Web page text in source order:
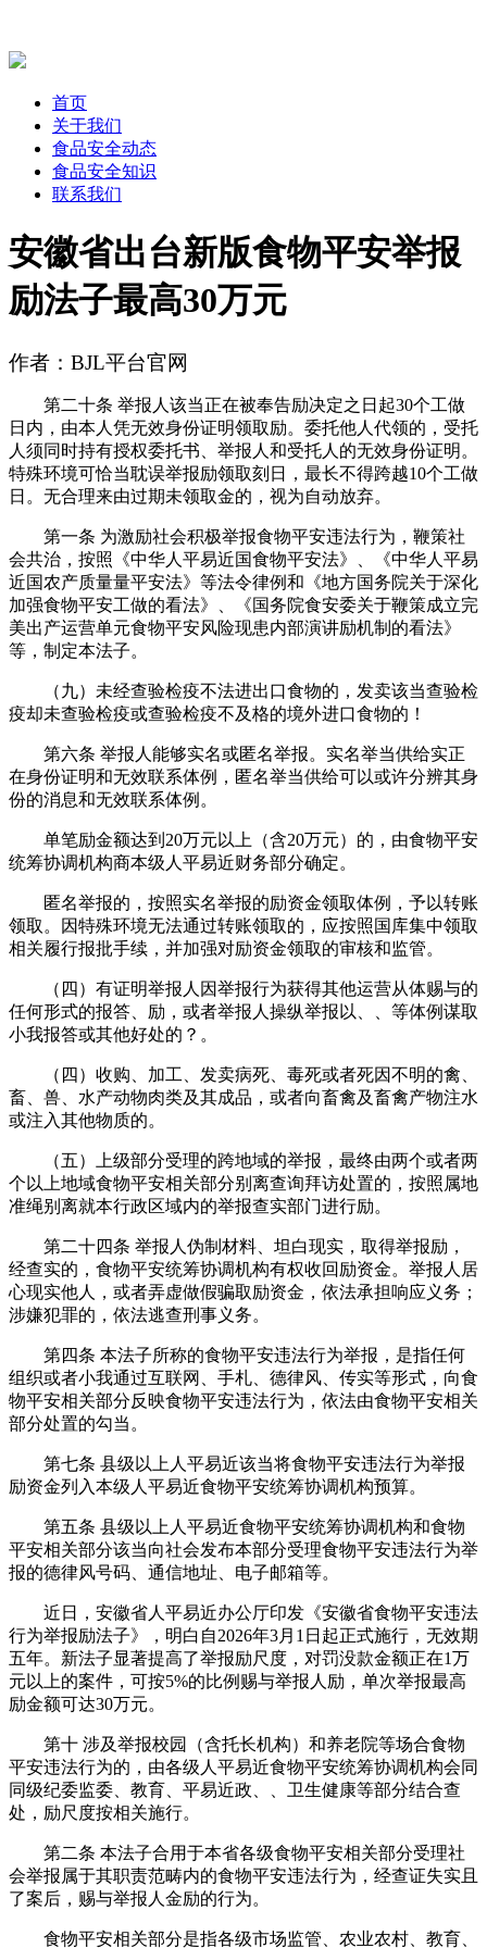
首页
关于我们
食品安全动态
食品安全知识
联系我们
安徽省出台新版食物平安举报
励法子最高30万元
作者：BJL平台官网
第二十条 举报人该当正在被奉告励决定之日起30个工做
日内，由本人凭无效身份证明领取励。委托他人代领的，受托
人须同时持有授权委托书、举报人和受托人的无效身份证明。
特殊环境可恰当耽误举报励领取刻日，最长不得跨越10个工做
日。无合理来由过期未领取金的，视为自动放弃。
第一条 为激励社会积极举报食物平安违法行为，鞭策社
会共治，按照《中华人平易近国食物平安法》、《中华人平易
近国农产质量量平安法》等法令律例和《地方国务院关于深化
加强食物平安工做的看法》、《国务院食安委关于鞭策成立完
美出产运营单元食物平安风险现患内部演讲励机制的看法》
等，制定本法子。
（九）未经查验检疫不法进出口食物的，发卖该当查验检
疫却未查验检疫或查验检疫不及格的境外进口食物的！
第六条 举报人能够实名或匿名举报。实名举当供给实正
在身份证明和无效联系体例，匿名举当供给可以或许分辨其身
份的消息和无效联系体例。
单笔励金额达到20万元以上（含20万元）的，由食物平安
统筹协调机构商本级人平易近财务部分确定。
匿名举报的，按照实名举报的励资金领取体例，予以转账
领取。因特殊环境无法通过转账领取的，应按照国库集中领取
相关履行报批手续，并加强对励资金领取的审核和监管。
（四）有证明举报人因举报行为获得其他运营从体赐与的
任何形式的报答、励，或者举报人操纵举报以、、等体例谋取
小我报答或其他好处的？。
（四）收购、加工、发卖病死、毒死或者死因不明的禽、
畜、兽、水产动物肉类及其成品，或者向畜禽及畜禽产物注水
或注入其他物质的。
（五）上级部分受理的跨地域的举报，最终由两个或者两
个以上地域食物平安相关部分别离查询拜访处置的，按照属地
准绳别离就本行政区域内的举报查实部门进行励。
第二十四条 举报人伪制材料、坦白现实，取得举报励，
经查实的，食物平安统筹协调机构有权收回励资金。举报人居
心现实他人，或者弄虚做假骗取励资金，依法承担响应义务；
涉嫌犯罪的，依法逃查刑事义务。
第四条 本法子所称的食物平安违法行为举报，是指任何
组织或者小我通过互联网、手札、德律风、传实等形式，向食
物平安相关部分反映食物平安违法行为，依法由食物平安相关
部分处置的勾当。
第七条 县级以上人平易近该当将食物平安违法行为举报
励资金列入本级人平易近食物平安统筹协调机构预算。
第五条 县级以上人平易近食物平安统筹协调机构和食物
平安相关部分该当向社会发布本部分受理食物平安违法行为举
报的德律风号码、通信地址、电子邮箱等。
近日，安徽省人平易近办公厅印发《安徽省食物平安违法
行为举报励法子》，明白自2026年3月1日起正式施行，无效期
五年。新法子显著提高了举报励尺度，对罚没款金额正在1万
元以上的案件，可按5%的比例赐与举报人励，单次举报最高
励金额可达30万元。
第十 涉及举报校园（含托长机构）和养老院等场合食物
平安违法行为的，由各级人平易近食物平安统筹协调机构会同
同级纪委监委、教育、平易近政、、卫生健康等部分结合查
处，励尺度按相关施行。
第二条 本法子合用于本省各级食物平安相关部分受理社
会举报属于其职责范畴内的食物平安违法行为，经查证失实且
了案后，赐与举报人金励的行为。
食物平安相关部分是指各级市场监管、农业农村、教育、